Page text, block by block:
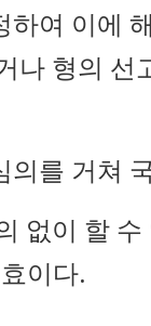
여 이에
나 형의 선
를 거쳐
없이 할
이다.